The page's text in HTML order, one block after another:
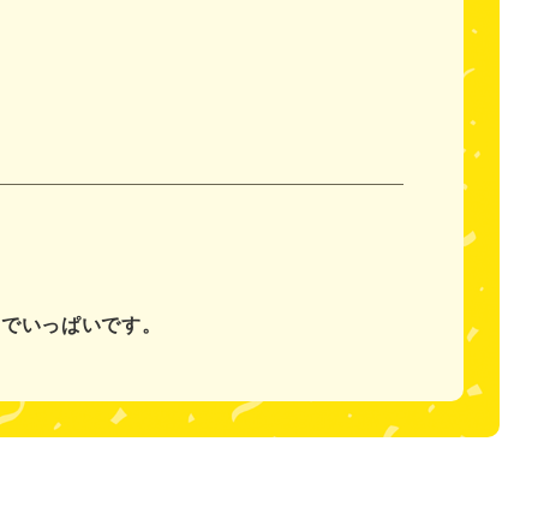
いっぱいです。